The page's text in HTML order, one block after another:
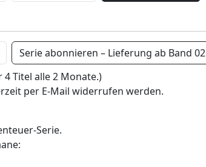
Serie abonnieren – Lieferung ab Band 02
4 Titel alle 2 Monate.)
per E-Mail widerrufen werden.
Serie.